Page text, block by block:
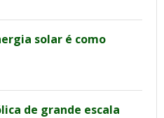
solar é como
de grande escala